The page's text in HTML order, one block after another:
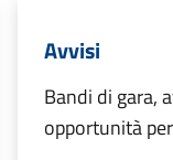
Avvisi
Bandi di gara,
opportunità